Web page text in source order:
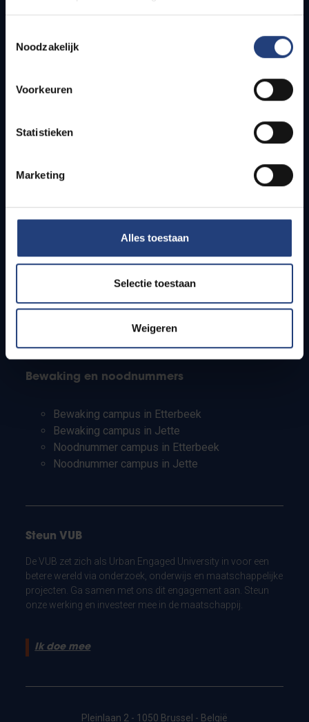
Noodzakelijk
Voorkeuren
Statistieken
Marketing
Alles toestaan
Selectie toestaan
Weigeren
Snel naar
Bereikbaarheid
Studenten
PhD-studenten
Leerkrachten en secundaire scholen
Bewaking en noodnummers
Bewaking campus in Etterbeek
Bewaking campus in Jette
Noodnummer campus in Etterbeek
Noodnummer campus in Jette
Steun VUB
De VUB zet zich als Urban Engaged University in voor een
betere wereld via onderzoek, onderwijs en maatschappelijke
projecten. Ga samen met ons dit engagement aan. Steun
onze werking en investeer mee in de maatschappij.
Ik doe mee
Pleinlaan 2 - 1050 Brussel - België